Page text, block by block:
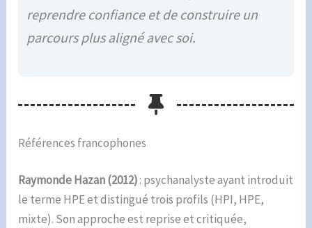
reprendre confiance et de construire un
parcours plus aligné avec soi.
Références francophones
Raymonde Hazan (2012): psychanalyste ayant introduit
le terme HPE et distingué trois profils (HPI, HPE,
mixte). Son approche est reprise et critiquée,